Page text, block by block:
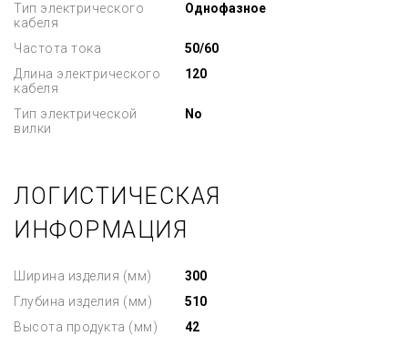
Тип электрического
кабеля
Однофазное
Частота тока
50/60
Длина электрического
кабеля
120
Тип электрической
вилки
No
ЛОГИСТИЧЕСКАЯ
ИНФОРМАЦИЯ
Ширина изделия (мм)
300
Глубина изделия (мм)
510
Высота продукта (мм)
42